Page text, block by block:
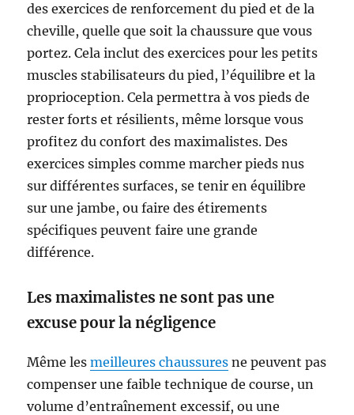
des exercices de renforcement du pied et de la
cheville, quelle que soit la chaussure que vous
portez. Cela inclut des exercices pour les petits
muscles stabilisateurs du pied, l’équilibre et la
proprioception. Cela permettra à vos pieds de
rester forts et résilients, même lorsque vous
profitez du confort des maximalistes. Des
exercices simples comme marcher pieds nus
sur différentes surfaces, se tenir en équilibre
sur une jambe, ou faire des étirements
spécifiques peuvent faire une grande
différence.
Les maximalistes ne sont pas une
excuse pour la négligence
Même lesmeilleures chaussures ne peuvent pas
compenser une faible technique de course, un
volume d’entraînement excessif, ou une